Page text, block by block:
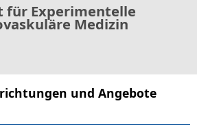
Experimentelle
Medizin
und Angebote